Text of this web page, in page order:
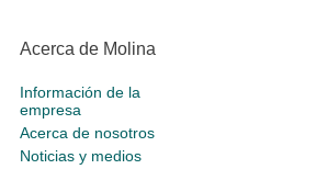
Acerca de Molina
Información de la
empresa
Acerca de nosotros
Noticias y medios